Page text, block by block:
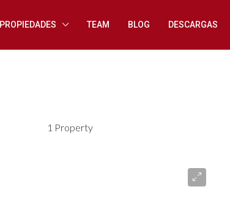
PROPIEDADES TEAM BLOG DESCARGAS
1 Property